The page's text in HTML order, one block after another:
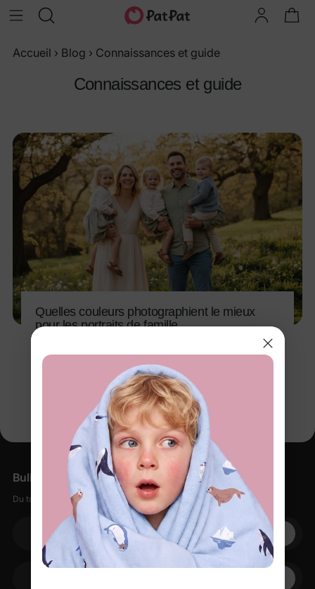
Accueil › Blog › Connaissances et guide
Connaissances et guide
Quelles couleurs photographient le mieux
pour les portraits de famille
Bulletin d'information
Du tout doux, des petites remises, zéro spam.
Votre adresse électronique